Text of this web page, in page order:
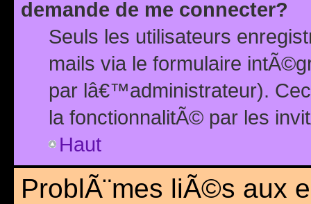
demande de me connecter?
Seuls les utilisateurs
mails via le formulaire
par lâ€™administrateur).
la fonctionnalitÃ© par les
Haut
ProblÃ¨mes liÃ©s aux